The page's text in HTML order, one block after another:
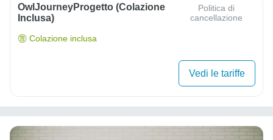
OwlJourneyProgetto (colazione
Inclusa)
Politica di
cancellazione
Colazione inclusa
Vedi le tariffe